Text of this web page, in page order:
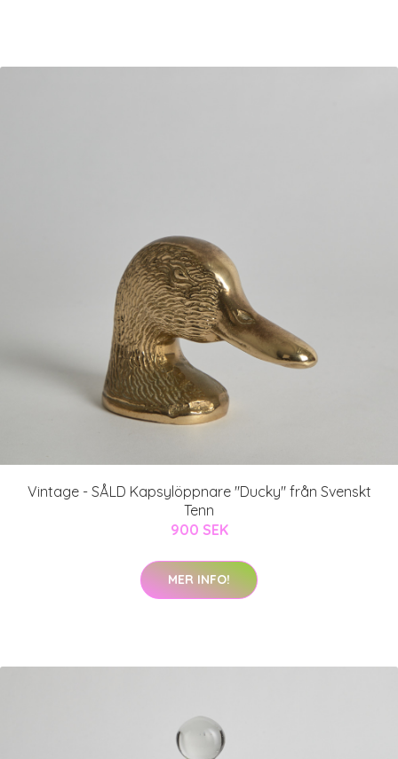
Vintage - SÅLD Kapsylöppnare "Ducky" från Svenskt
Tenn
900 SEK
MER INFO!